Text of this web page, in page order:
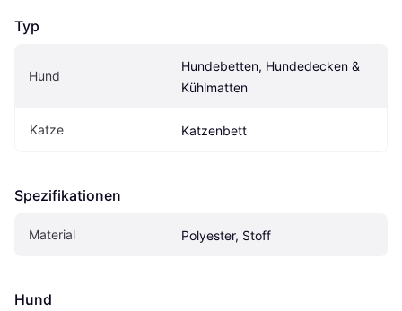
Typ
Hund
Hundebetten, Hundedecken &
Kühlmatten
Katze Katzenbett
Spezifikationen
Material Polyester, Stoff
Hund